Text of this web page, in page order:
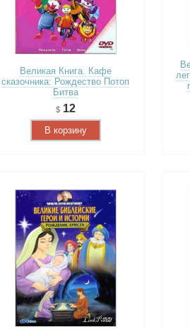
Великая Книга. Кафе
сказочника: Рождество Потоп
Битва
12
В корзину